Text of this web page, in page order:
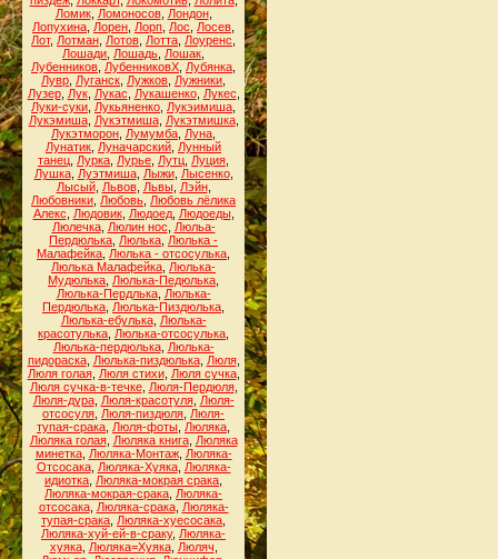
Ломик, Ломоносов, Лондон,
Лопухина Лорен Лорп Лос Лосев
Лот, Лотман Лотов Лотта Лоуренс
Лошади Лошадь Лошак
Лубенников ЛубенниковХ Лубянка
Лувр Луганск Лужков Лужники
Лузер, Лук, Лукас Лукашенко, Лукес
Луки-суки Лукьяненко Лукэимиша
Лукэмиша, Лукэтмиша, Лукэтмишка,
Лукэтморон Лумумба Луна
Лунатик Луначарский Лунный
танец Лурка Лурье Лутц Луция
Лушка, Луэтмиша, Лыжи, Лысенко,
Лысый, Львов, Львы, Лэйн,
Любовники Любовь Любовь лёлика
Алекс
Людовик, Людоед, Людоеды,
Люлечка, Люлин нос
Люльа-
Пердюлька Люлька Люлька -
Малафейка Люлька - отсосулька
Люлька Малафейка Люлька-
Мудюлька Люлька-Педюлька
Люлька-Пердлька, Люлька-
Пердюлька Люлька-Пиздюлька
Люлька-ебулька, Люлька-
красотулька Люлька-отсосулька
Люлька-пердюлька, Люлька-
пидораска, Люлька-пиздюлька, Люля,
Люля голая, Люля стихи, Люля сучка,
Люля сучка-в-течке, Люля-Пердюля,
Люля-дура, Люля-красотуля, Люля-
отсосуля Люля-пиздюля Люля-
тупая-срака Люля-фоты Люляка
Люляка голая, Люляка книга, Люляка
минетка, Люляка-Монтаж, Люляка-
Отсосака, Люляка-Хуяка, Люляка-
идиотка Люляка-мокрая срака
Люляка-мокрая-срака Люляка-
отсосака, Люляка-срака, Люляка-
тупая-срака Люляка-хуесосака
Люляка-хуй-ей-в-сраку, Люляка-
хуяка, Люляка=Хуяка, Люляч